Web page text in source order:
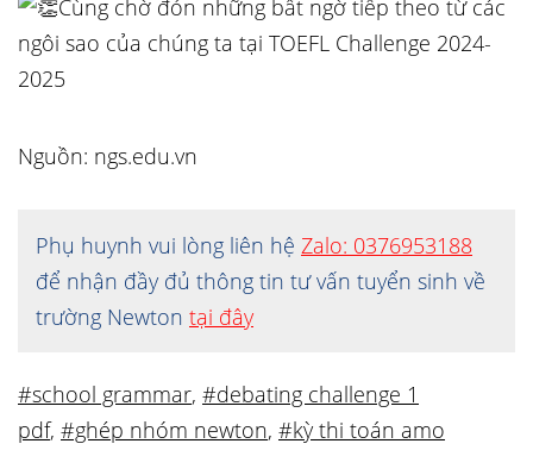
Cùng chờ đón những bất ngờ tiếp theo từ các
ngôi sao của chúng ta tại TOEFL Challenge 2024-
2025
Nguồn: ngs.edu.vn
Phụ huynh vui lòng liên hệ Zalo: 0376953188
để nhận đầy đủ thông tin tư vấn tuyển sinh về
trường Newton tại đây
#school grammar, #debating challenge 1
pdf, #ghép nhóm newton, #kỳ thi toán amo